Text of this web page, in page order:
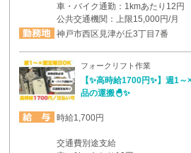
車・バイク通勤：1kmあたり12円
公共交通機関：上限15,000円/月
神戸市西区見津が丘3丁目7番
フォークリフト作業
【✨高時給1700円✨】週1
品の運搬🐣✨
時給1,700円
交通費別途支給